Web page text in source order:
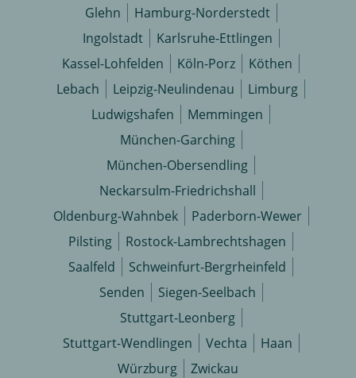
Glehn
Hamburg-Norderstedt
Ingolstadt
Karlsruhe-Ettlingen
Kassel-Lohfelden
Köln-Porz
Köthen
Lebach
Leipzig-Neulindenau
Limburg
Ludwigshafen
Memmingen
München-Garching
München-Obersendling
Neckarsulm-Friedrichshall
Oldenburg-Wahnbek
Paderborn-Wewer
Pilsting
Rostock-Lambrechtshagen
Saalfeld
Schweinfurt-Bergrheinfeld
Senden
Siegen-Seelbach
Stuttgart-Leonberg
Stuttgart-Wendlingen
Vechta
Haan
Würzburg
Zwickau